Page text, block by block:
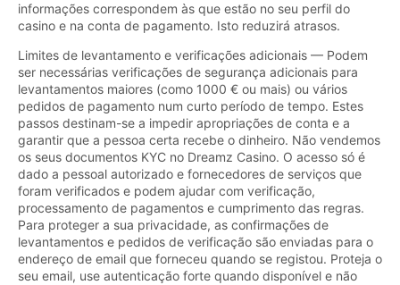
informações correspondem às que estão no seu perfil do
casino e na conta de pagamento. Isto reduzirá atrasos.
Limites de levantamento e verificações adicionais — Podem
ser necessárias verificações de segurança adicionais para
levantamentos maiores (como 1000 € ou mais) ou vários
pedidos de pagamento num curto período de tempo. Estes
passos destinam-se a impedir apropriações de conta e a
garantir que a pessoa certa recebe o dinheiro. Não vendemos
os seus documentos KYC no Dreamz Casino. O acesso só é
dado a pessoal autorizado e fornecedores de serviços que
foram verificados e podem ajudar com verificação,
processamento de pagamentos e cumprimento das regras.
Para proteger a sua privacidade, as confirmações de
levantamentos e pedidos de verificação são enviadas para o
endereço de email que forneceu quando se registou. Proteja o
seu email, use autenticação forte quando disponível e não